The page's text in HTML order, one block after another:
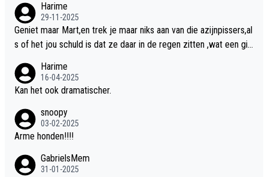
t!!
Harime
29-11-2025
Geniet maar Mart,en trek je maar niks aan van die azijnpissers,al
s of het jou schuld is dat ze daar in de regen zitten ,wat een gill
Harime
16-04-2025
Kan het ook dramatischer.
snoopy
03-02-2025
Arme honden!!!!
GabrielsMem
31-01-2025